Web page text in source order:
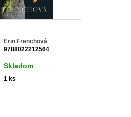
Erin Frenchová
9788022212564
Skladom
1 ks